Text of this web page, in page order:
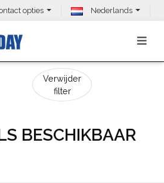
opties Nederlands
Verwijder
filter
BESCHIKBAAR